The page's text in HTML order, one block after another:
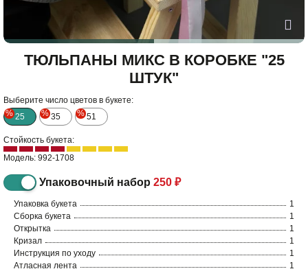
ТЮЛЬПАНЫ МИКС В КОРОБКЕ "25
ШТУК"
Выберите число цветов в букете:
% 25 % 35 % 51
Стойкость букета:
Модель: 992-1708
Упаковочный набор 250 ₽
Упаковка букета
1
Сборка букета
1
Открытка
1
Кризал
1
Инструкция по уходу
1
Атласная лента
1